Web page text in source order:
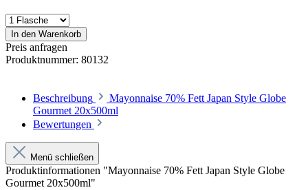
In den Warenkorb
Preis anfragen
Produktnummer: 80132
Beschreibung
Mayonnaise 70% Fett Japan Style Globe
Gourmet 20x500ml
Bewertungen
Menü schließen
Produktinformationen "Mayonnaise 70% Fett Japan Style Globe
Gourmet 20x500ml"